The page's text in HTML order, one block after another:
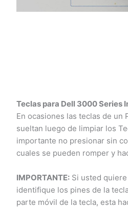
Teclas para Dell 3000 Series
En ocasiones las teclas de un
sueltan luego de limpiar los
importante no presionar sin
cuales se pueden romper y
IMPORTANTE:Si usted quiere
identifique los pines de la
parte móvil de la tecla, esta